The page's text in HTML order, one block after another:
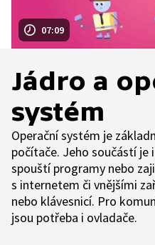
07:09
Jádro a
systém
Operační systém je
počítače. Jeho součástí je
spouští programy nebo
s internetem či vnějšími
nebo klávesnicí. Pro
jsou potřeba i ovladače.